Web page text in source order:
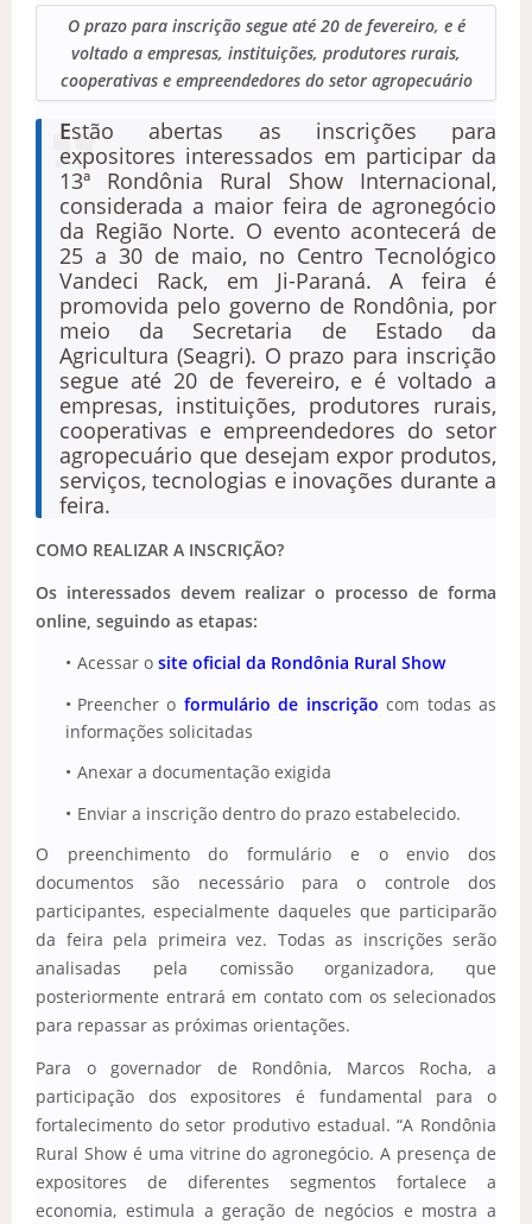
O prazo para inscrição segue até 20 de fevereiro, e é
voltado a empresas, instituições, produtores rurais,
cooperativas e empreendedores do setor agropecuário
Estão abertas as inscrições para
expositores interessados em participar da
13ª Rondônia Rural Show Internacional,
considerada a maior feira de agronegócio
da Região Norte. O evento acontecerá de
25 a 30 de maio, no Centro Tecnológico
Vandeci Rack, em Ji-Paraná. A feira é
promovida pelo governo de Rondônia, por
meio da Secretaria de Estado da
Agricultura (Seagri). O prazo para inscrição
segue até 20 de fevereiro, e é voltado a
empresas, instituições, produtores rurais,
cooperativas e empreendedores do setor
agropecuário que desejam expor produtos,
serviços, tecnologias e inovações durante a
feira.
COMO REALIZAR A INSCRIÇÃO?
Os interessados devem realizar o processo de forma
online, seguindo as etapas:
Acessar o site oficial da Rondônia Rural Show
Preencher o formulário de inscrição com todas as
informações solicitadas
Anexar a documentação exigida
Enviar a inscrição dentro do prazo estabelecido.
O preenchimento do formulário e o envio dos
documentos são necessário para o controle dos
participantes, especialmente daqueles que participarão
da feira pela primeira vez. Todas as inscrições serão
analisadas pela comissão organizadora, que
posteriormente entrará em contato com os selecionados
para repassar as próximas orientações.
Para o governador de Rondônia, Marcos Rocha, a
participação dos expositores é fundamental para o
fortalecimento do setor produtivo estadual. “A Rondônia
Rural Show é uma vitrine do agronegócio. A presença de
expositores de diferentes segmentos fortalece a
economia, estimula a geração de negócios e mostra a